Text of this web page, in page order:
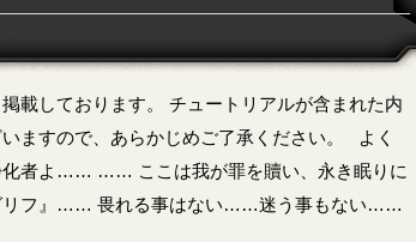
載しております。 チュートリアルが含まれた内
ますので、あらかじめご了承ください。 よく
者よ…… …… ここは我が罪を贖い、永き眠りに
リフ』…… 畏れる事はない……迷う事もない……